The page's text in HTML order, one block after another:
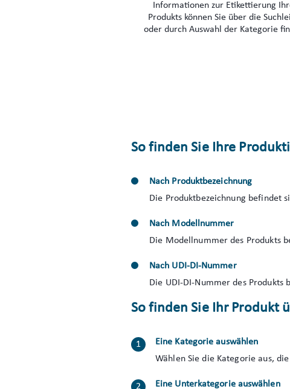
Informationen zur Etikettierung
Produkts können Sie über die
oder durch Auswahl der Kategorie
So finden Sie Ihre
Nach Produktbezeichnung
Die Produktbezeichnung befindet
Nach Modellnummer
Die Modellnummer des Produkts
Nach UDI-DI-Nummer
Die UDI-DI-Nummer des
So finden Sie Ihr Produkt
Eine Kategorie auswählen
Wählen Sie die Kategorie aus,
Eine Unterkategorie auswählen